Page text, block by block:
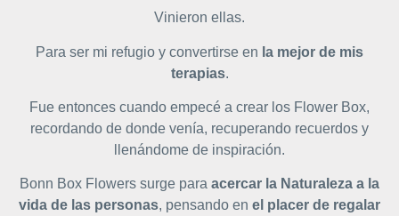
Vinieron ellas.
Para ser mi refugio y convertirse en la mejor de mis
terapias.
Fue entonces cuando empecé a crear los Flower Box,
recordando de donde venía, recuperando recuerdos y
llenándome de inspiración.
Bonn Box Flowers surge para acercar la Naturaleza a la
vida de las personas, pensando en el placer de regalar